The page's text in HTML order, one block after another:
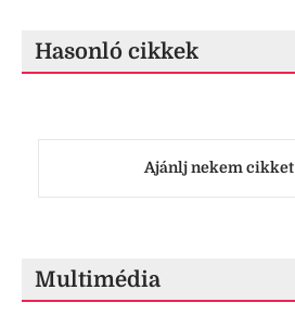
Hasonló cikkek
Ajánlj nekem cikket
Multimédia